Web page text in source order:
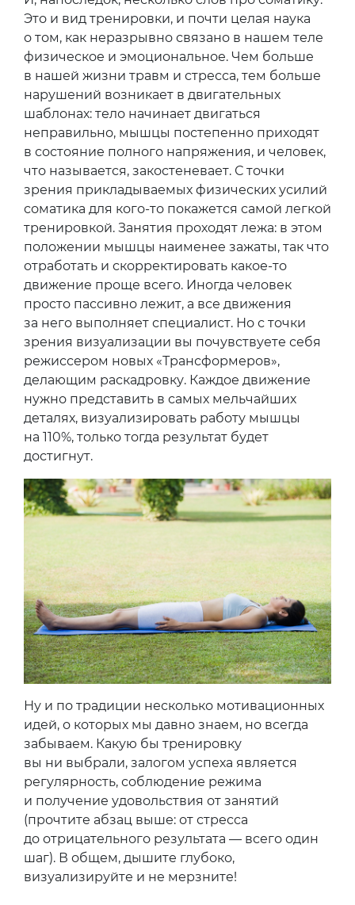
Это и вид тренировки, и почти целая наука
о том, как неразрывно связано в нашем теле
физическое и эмоциональное. Чем больше
в нашей жизни травм и стресса, тем больше
нарушений возникает в двигательных
шаблонах: тело начинает двигаться
неправильно, мышцы постепенно приходят
в состояние полного напряжения, и человек,
что называется, закостеневает. С точки
зрения прикладываемых физических усилий
соматика для кого-то покажется самой легкой
тренировкой. Занятия проходят лежа: в этом
положении мышцы наименее зажаты, так что
отработать и скорректировать какое-то
движение проще всего. Иногда человек
просто пассивно лежит, а все движения
за него выполняет специалист. Но с точки
зрения визуализации вы почувствуете себя
режиссером новых «Трансформеров»,
делающим раскадровку. Каждое движение
нужно представить в самых мельчайших
деталях, визуализировать работу мышцы
на 110%, только тогда результат будет
достигнут.
Ну и по традиции несколько мотивационных
идей, о которых мы давно знаем, но всегда
забываем. Какую бы тренировку
вы ни выбрали, залогом успеха является
регулярность, соблюдение режима
и получение удовольствия от занятий
(прочтите абзац выше: от стресса
до отрицательного результата — всего один
шаг). В общем, дышите глубоко,
визуализируйте и не мерзните!